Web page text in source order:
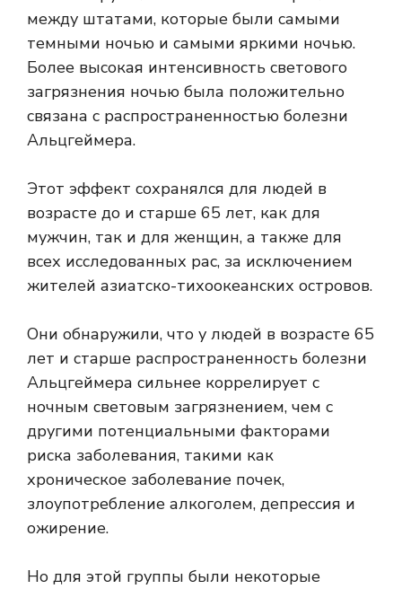
между штатами, которые были самыми
темными ночью и самыми яркими ночью.
Более высокая интенсивность светового
загрязнения ночью была положительно
связана с распространенностью болезни
Альцгеймера.
Этот эффект сохранялся для людей в
возрасте до и старше 65 лет, как для
мужчин, так и для женщин, а также для
всех исследованных рас, за исключением
жителей азиатско-тихоокеанских островов.
Они обнаружили, что у людей в возрасте 65
лет и старше распространенность болезни
Альцгеймера сильнее коррелирует с
ночным световым загрязнением, чем с
другими потенциальными факторами
риска заболевания, такими как
хроническое заболевание почек,
злоупотребление алкоголем, депрессия и
ожирение.
Но для этой группы были некоторые